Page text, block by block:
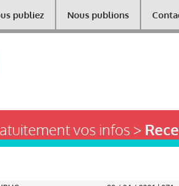
publiez Nous publions
vos infos >